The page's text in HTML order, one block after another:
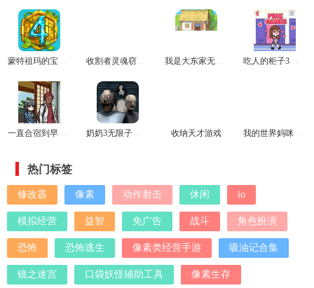
收纳天才游戏
热门标签
修改器 像素 动作射击 休闲 io
模拟经营 益智 免广告 战斗 角色扮演
恐怖 恐怖逃生 像素类经营手游 吸油记合集
镜之迷宫 口袋妖怪辅助工具 像素生存